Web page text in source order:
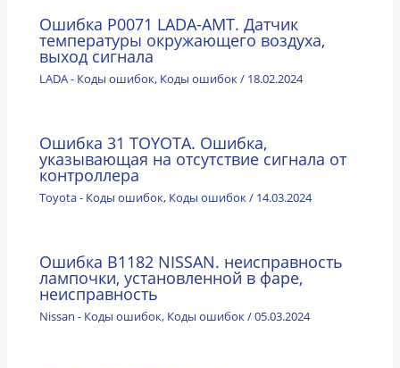
Ошибка P0071 LADA-АМТ. Датчик
температуры окружающего воздуха,
выход сигнала
LADA - Коды ошибок, Коды ошибок/ 18.02.2024
Ошибка 31 TOYOTA. Ошибка,
указывающая на отсутствие сигнала от
контроллера
Toyota - Коды ошибок, Коды ошибок/ 14.03.2024
Ошибка B1182 NISSAN. неисправность
лампочки, установленной в фаре,
неисправность
Nissan - Коды ошибок, Коды ошибок/05.03.2024